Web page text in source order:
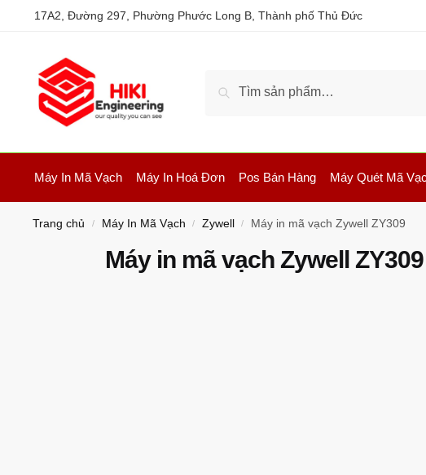
17A2, Đường 297, Phường Phước Long B, Thành phố Thủ Đức
Máy In Mã Vạch Máy In Hoá Đơn Pos Bán Hàng Máy Quét Mã
Trang chủ / Máy In Mã Vạch / Zywell / Máy in mã vạch Zywell ZY309
Máy in mã vạch Zywell ZY309